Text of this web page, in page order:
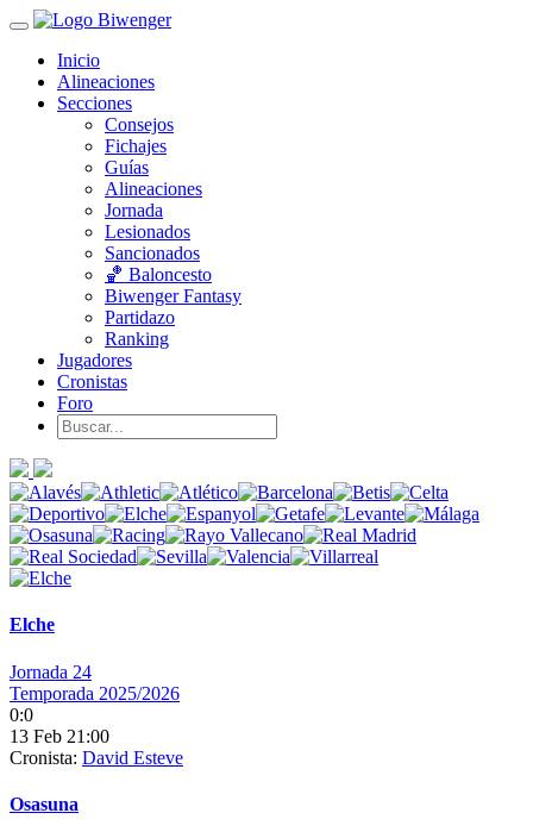
Inicio
Alineaciones
Secciones
Consejos
Fichajes
Guías
Alineaciones
Jornada
Lesionados
Sancionados
🏀 Baloncesto
Biwenger Fantasy
Partidazo
Ranking
Jugadores
Cronistas
Foro
Elche
Jornada 24
Temporada 2025/2026
0:0
13 Feb 21:00
Cronista: David Esteve
Osasuna